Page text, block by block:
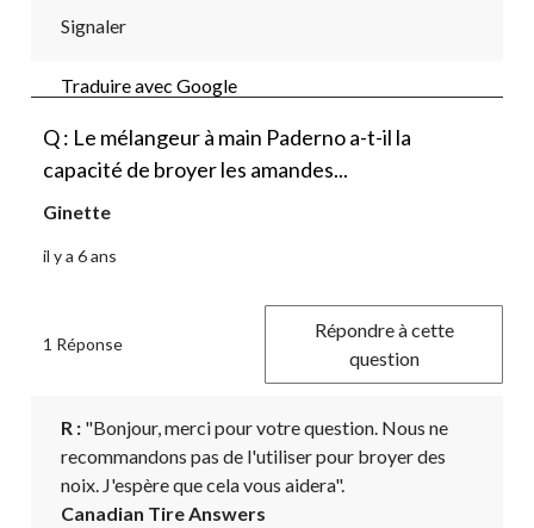
Signaler
Traduire avec Google
Q : Le mélangeur à main Paderno a-t-il la
capacité de broyer les amandes...
Ginette
il y a 6 ans
1 Réponse
Répondre à cette
question
R : "Bonjour, merci pour votre question. Nous ne
recommandons pas de l'utiliser pour broyer des
noix. J'espère que cela vous aidera".
Canadian Tire Answers